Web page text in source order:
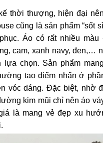
thời thượng, hiện đại
cũng là sản phẩm “sốt
Áo có rất nhiều màu
cam, xanh navy, đen,…
lựa chọn. Sản phẩm
tạo điểm nhấn ở
vóc dáng. Đặc biệt, nhờ
kim mũi chỉ nên áo
là mang vẻ đẹp xu